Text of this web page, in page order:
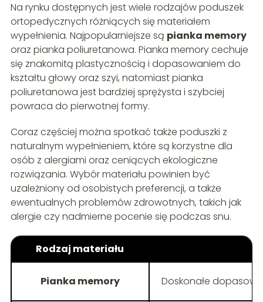
Na rynku dostępnych jest wiele rodzajów poduszek
ortopedycznych różniących się materiałem
wypełnienia. Najpopularniejsze są pianka memory
oraz pianka poliuretanowa. Pianka memory cechuje
się znakomitą plastycznością i dopasowaniem do
kształtu głowy oraz szyi, natomiast pianka
poliuretanowa jest bardziej sprężysta i szybciej
powraca do pierwotnej formy.
Coraz częściej można spotkać także poduszki z
naturalnym wypełnieniem, które są korzystne dla
osób z alergiami oraz ceniących ekologiczne
rozwiązania. Wybór materiału powinien być
uzależniony od osobistych preferencji, a także
ewentualnych problemów zdrowotnych, takich jak
alergie czy nadmierne pocenie się podczas snu.
Rodzaj materiału
Pianka memory Doskonałe